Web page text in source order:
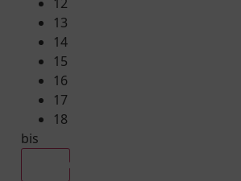
13
14
15
16
17
18
bis